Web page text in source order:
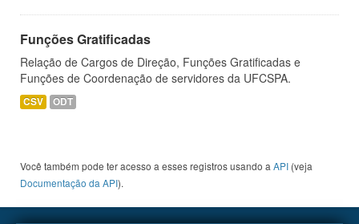
Funções Gratificadas
Relação de Cargos de Direção, Funções Gratificadas e
Funções de Coordenação de servidores da UFCSPA.
CSV ODT
Você também pode ter acesso a esses registros usando a API (veja
Documentação da API).